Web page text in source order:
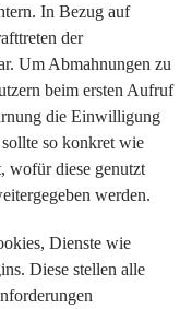
In Bezug auf
der
Um Abmahnungen zu
beim ersten Aufruf
die Einwilligung
so konkret wie
wofür diese genutzt
werden.
Dienste wie
Diese stellen alle